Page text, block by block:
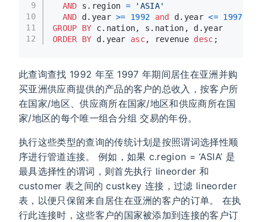
9
10
11
12
AND s.region =
'ASIA'
AND d.year >= 1992 and d.year <= 1997
GROUP
BY c.nation, s.nation, d.year
ORDER
BY d.year asc, revenue desc ;
此查询查找 1992 年至 1997 年期间居住在亚洲并购
买亚洲供应商提供的产品的客户的总收入，按客户所
在国家/地区、供应商所在国家/地区和供应商所在国
家/地区的每个唯一组合分组 交易的年份。
执行这些类型的查询的传统计划是按照谓词选择性顺
序进行管道连接。 例如，如果 c.region = ‘ASIA’ 是
最具选择性的谓词，则首先执行 lineorder 和
customer 表之间的 custkey 连接，过滤 lineorder
表，以便只保留来自居住在亚洲的客户的订单。 在执
行此连接时，这些客户的国家被添加到连接的客户订